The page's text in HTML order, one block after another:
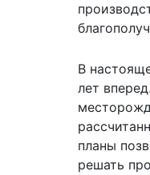
В
лет
планы
решать